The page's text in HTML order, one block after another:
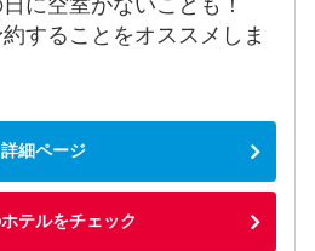
することをオススメしま
詳細ページ
テルをチェック